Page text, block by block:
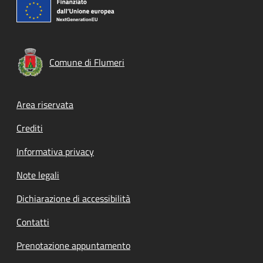
Comune di Flumeri
Footer menu
Area riservata
Crediti
Informativa privacy
Note legali
Dichiarazione di accessibilità
Contatti
Prenotazione appuntamento